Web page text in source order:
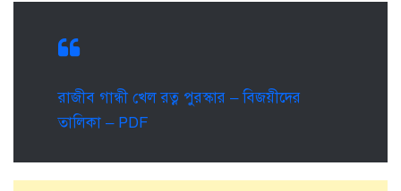
রাজীব গান্ধী খেল রত্ন পুরস্কার – বিজয়ীদের
তালিকা – PDF